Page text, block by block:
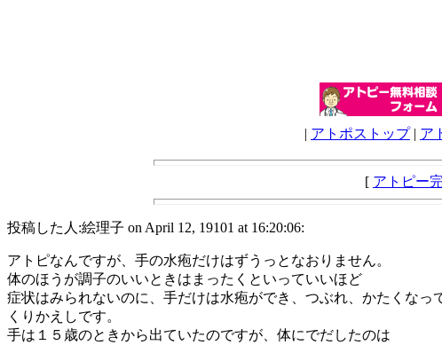
| アトポストップ| ア
[ アトピー
投稿した人:絵理子 on April 12, 19101 at 16:20:06:
アトピなんですが、手の水疱だけはずうっとなおりません。
体のほうが調子のいいときはまったくといっていいほど
症状はみられないのに、手だけは水疱ができ、つぶれ、かたくな
くりかえしです。
手は１５歳のときから出ていたのですが、体にでだしたのは